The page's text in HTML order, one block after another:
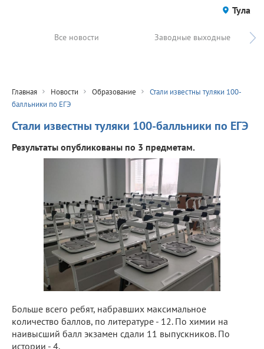
Тула
Все новости Заводные выходные
Главная Новости Образование
Стали известны туляки 100-
балльники по ЕГЭ
Стали известны туляки 100-балльники по ЕГЭ
Результаты опубликованы по 3 предметам.
Больше всего ребят, набравших максимальное
количество баллов, по литературе - 12. По химии на
наивысший балл экзамен сдали 11 выпускников. По
истории - 4.